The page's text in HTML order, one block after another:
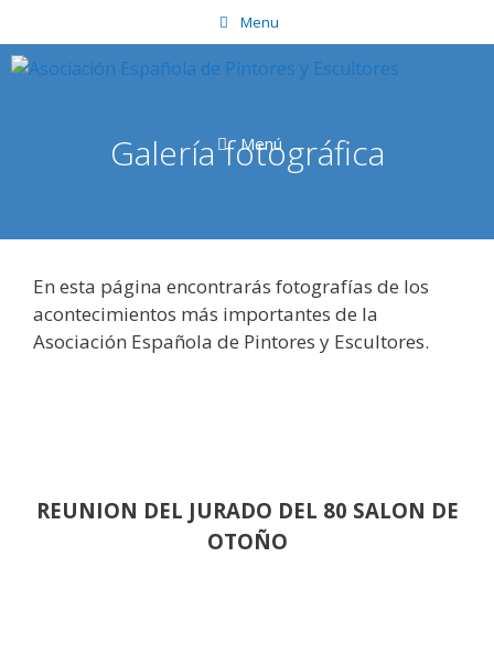
al
contenido
Menu
Menú
Galería fotográfica
En esta página encontrarás fotografías de los
acontecimientos más importantes de la
Asociación Española de Pintores y Escultores.
REUNION DEL JURADO DEL 80 SALON DE
OTOÑO